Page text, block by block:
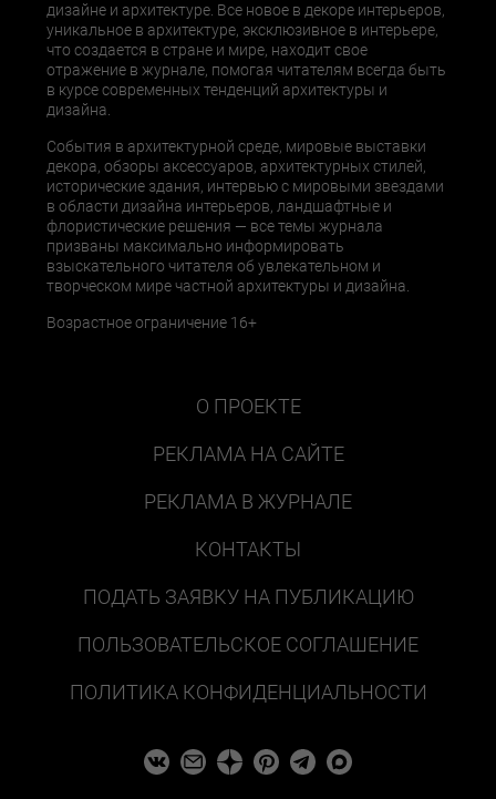
дизайне и архитектуре. Все новое в декоре интерьеров,
уникальное в архитектуре, эксклюзивное в интерьере,
что создается в стране и мире, находит свое
отражение в журнале, помогая читателям всегда быть
в курсе современных тенденций архитектуры и
дизайна.
События в архитектурной среде, мировые выставки
декора, обзоры аксессуаров, архитектурных стилей,
исторические здания, интервью с мировыми звездами
в области дизайна интерьеров, ландшафтные и
флористические решения — все темы журнала
призваны максимально информировать
взыскательного читателя об увлекательном и
творческом мире частной архитектуры и дизайна.
Возрастное ограничение 16+
О ПРОЕКТЕ
РЕКЛАМА НА САЙТЕ
РЕКЛАМА В ЖУРНАЛЕ
КОНТАКТЫ
ПОДАТЬ ЗАЯВКУ НА ПУБЛИКАЦИЮ
ПОЛЬЗОВАТЕЛЬСКОЕ СОГЛАШЕНИЕ
ПОЛИТИКА КОНФИДЕНЦИАЛЬНОСТИ